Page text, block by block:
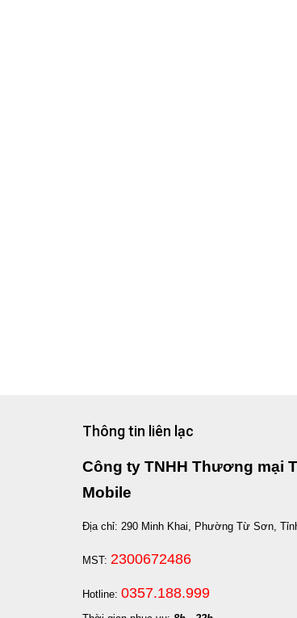
Thông tin liên lạc
Công ty TNHH Thương mại
Mobile
Địa chỉ: 290 Minh Khai, Phường Từ Sơn,
MST: 2300672486
Hotline: 0357.188.999